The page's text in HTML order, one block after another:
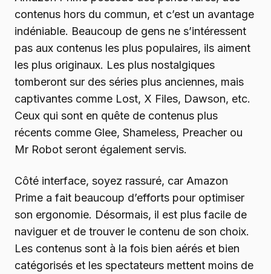
contenus hors du commun, et c’est un avantage
indéniable. Beaucoup de gens ne s’intéressent
pas aux contenus les plus populaires, ils aiment
les plus originaux. Les plus nostalgiques
tomberont sur des séries plus anciennes, mais
captivantes comme Lost, X Files, Dawson, etc.
Ceux qui sont en quête de contenus plus
récents comme Glee, Shameless, Preacher ou
Mr Robot seront également servis.
Côté interface, soyez rassuré, car Amazon
Prime a fait beaucoup d’efforts pour optimiser
son ergonomie. Désormais, il est plus facile de
naviguer et de trouver le contenu de son choix.
Les contenus sont à la fois bien aérés et bien
catégorisés et les spectateurs mettent moins de